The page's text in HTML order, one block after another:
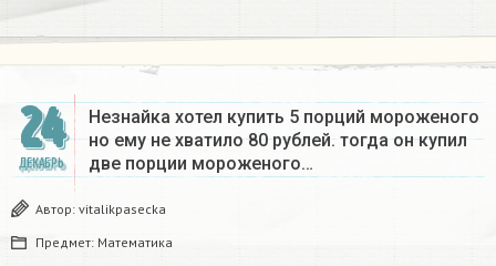
24
ДЕКАБРЬ
Незнайка хотел купить 5 порций мороженого
но ему не хватило 80 рублей. тогда он купил
две порции мороженого…
Автор: vitalikpasecka
Предмет: Математика